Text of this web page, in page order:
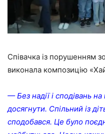
Співачка із порушенням
виконала композицію
— Без надії і сподівань
досягнути. Спільний із
сподобався. Це було